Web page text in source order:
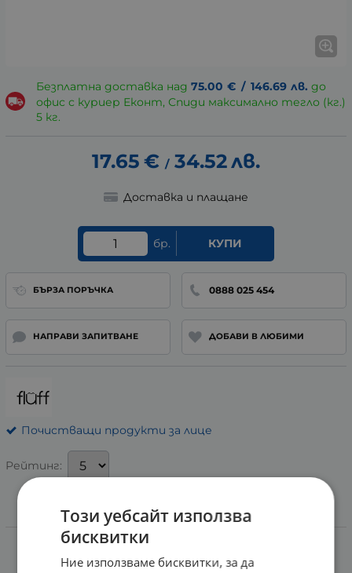
Безплатна доставка над 75.00 € / 146.69 лв. до
офис с куриер Еконт, Спиди максимално тегло (кг.)
5 кг.
17.65 € / 34.52лв.
Доставка и плащане
бр. КУПИ
БЪРЗА ПОРЪЧКА 0888 025 454
НАПРАВИ ЗАПИТВАНЕ ДОБАВИ В ЛЮБИМИ
Почистващи продукти за лице
Рейтинг:
Информация
ПОЧИСТВАЩА ПЯНА ЗА ЛИЦЕ
Този уебсайт използва
бисквитки
Ние използваме бисквитки, за да